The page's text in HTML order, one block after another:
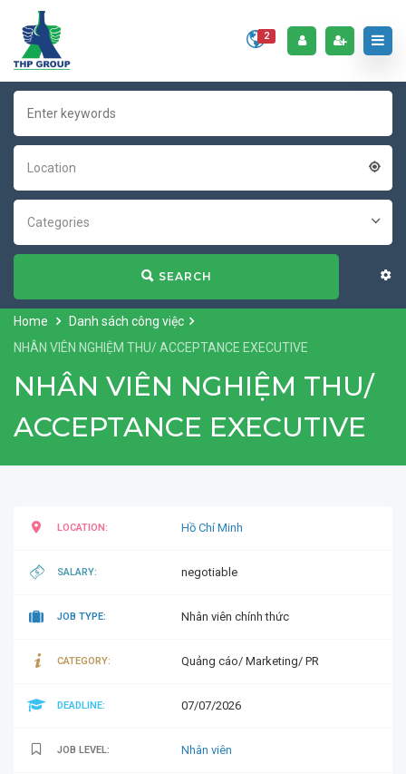
2
Location
Categories
SEARCH
Home
Danh sách công việc
NHÂN VIÊN NGHIỆM THU/ ACCEPTANCE EXECUTIVE
NHÂN VIÊN NGHIỆM THU/
ACCEPTANCE EXECUTIVE
LOCATION: Hồ Chí Minh
SALARY: negotiable
JOB TYPE: Nhân viên chính thức
CATEGORY: Quảng cáo/ Marketing/ PR
DEADLINE: 07/07/2026
JOB LEVEL: Nhân viên